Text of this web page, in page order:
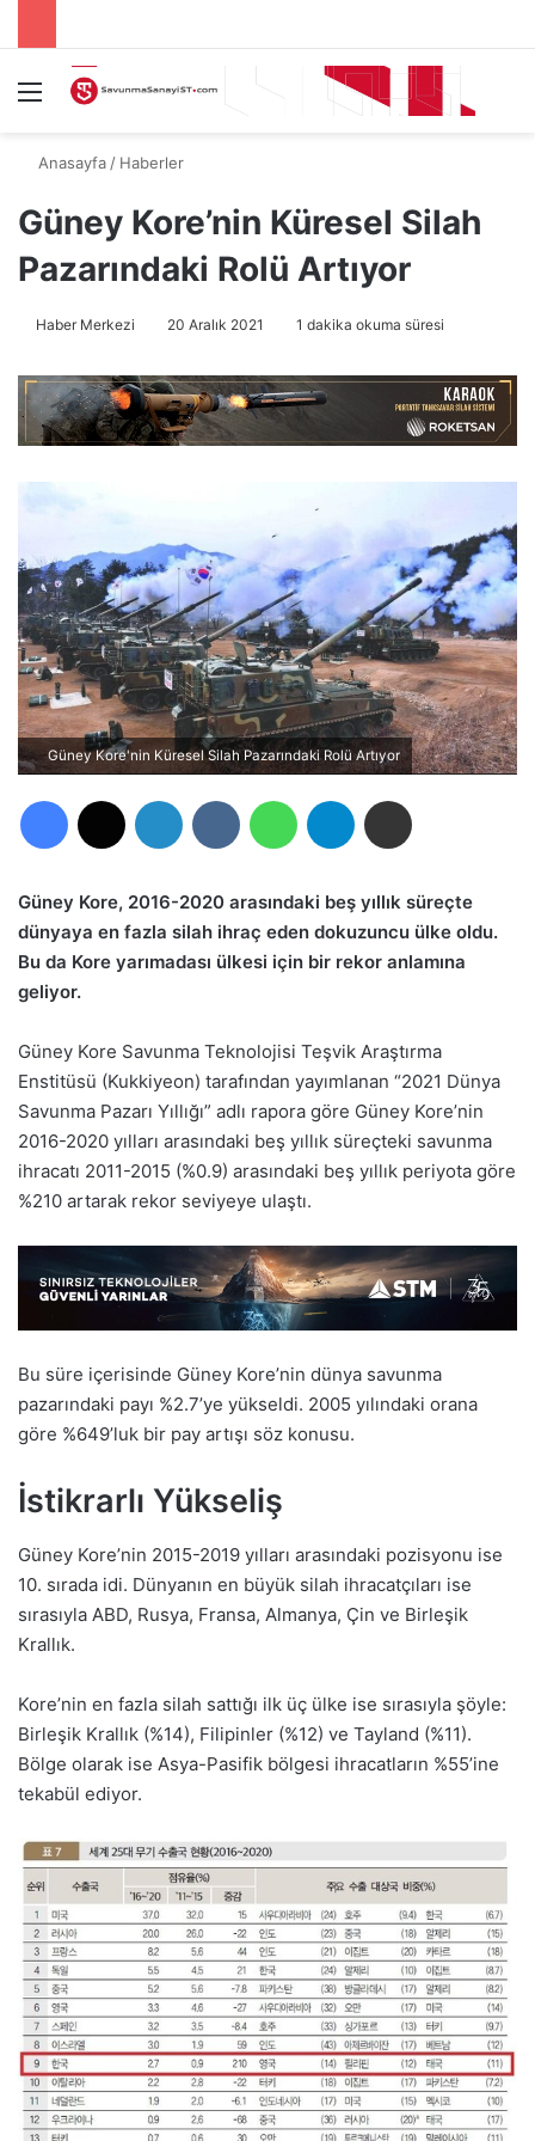
Menü
Anasayfa / Haberler
Güney Kore’nin Küresel Silah
Pazarındaki Rolü Artıyor
Haber Merkezi 20 Aralık 2021 1 dakika okuma süresi
Güney Kore'nin Küresel Silah Pazarındaki Rolü Artıyor
Güney Kore, 2016-2020 arasındaki beş yıllık süreçte
dünyaya en fazla silah ihraç eden dokuzuncu ülke oldu.
Bu da Kore yarımadası ülkesi için bir rekor anlamına
geliyor.
Güney Kore Savunma Teknolojisi Teşvik Araştırma
Enstitüsü (Kukkiyeon) tarafından yayımlanan “2021 Dünya
Savunma Pazarı Yıllığı” adlı rapora göre Güney Kore’nin
2016-2020 yılları arasındaki beş yıllık süreçteki savunma
ihracatı 2011-2015 (%0.9) arasındaki beş yıllık periyota göre
%210 artarak rekor seviyeye ulaştı.
Bu süre içerisinde Güney Kore’nin dünya savunma
pazarındaki payı %2.7’ye yükseldi. 2005 yılındaki orana
göre %649’luk bir pay artışı söz konusu.
İstikrarlı Yükseliş
Güney Kore’nin 2015-2019 yılları arasındaki pozisyonu ise
10. sırada idi. Dünyanın en büyük silah ihracatçıları ise
sırasıyla ABD, Rusya, Fransa, Almanya, Çin ve Birleşik
Krallık.
Kore’nin en fazla silah sattığı ilk üç ülke ise sırasıyla şöyle:
Birleşik Krallık (%14), Filipinler (%12) ve Tayland (%11).
Bölge olarak ise Asya-Pasifik bölgesi ihracatların %55’ine
tekabül ediyor.